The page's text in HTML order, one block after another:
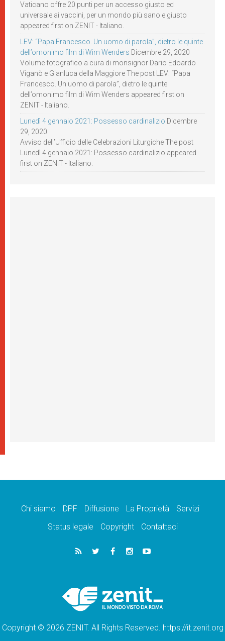
Vaticano offre 20 punti per un accesso giusto ed
universale ai vaccini, per un mondo più sano e giusto
appeared first on ZENIT - Italiano.
LEV: “Papa Francesco. Un uomo di parola”, dietro le quinte
dell’omonimo film di Wim Wenders Dicembre 29, 2020
Volume fotografico a cura di monsignor Dario Edoardo
Viganò e Gianluca della Maggiore The post LEV: “Papa
Francesco. Un uomo di parola”, dietro le quinte
dell’omonimo film di Wim Wenders appeared first on
ZENIT - Italiano.
Lunedì 4 gennaio 2021: Possesso cardinalizio Dicembre
29, 2020
Avviso dell’Ufficio delle Celebrazioni Liturgiche The post
Lunedì 4 gennaio 2021: Possesso cardinalizio appeared
first on ZENIT - Italiano.
Chi siamo DPF Diffusione La Proprietà
Servizi
Status legale
Copyright Contattaci
Copyright © 2026 ZENIT. All Rights Reserved. https://it.zenit.org